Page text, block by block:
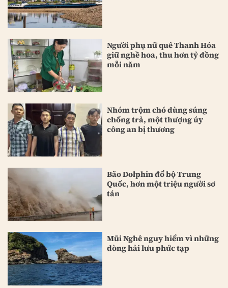
Người phụ nữ quê Thanh Hóa
giữ nghề hoa, thu hơn tỷ đồng
mỗi năm
Nhóm trộm chó dùng súng
chống trả, một thượng úy
công an bị thương
Bão Dolphin đổ bộ Trung
Quốc, hơn một triệu người sơ
tán
Mũi Nghê nguy hiểm vì những
dòng hải lưu phức tạp